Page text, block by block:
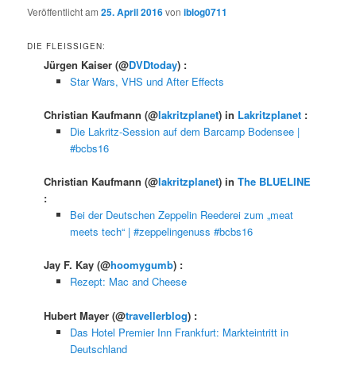
Veröffentlicht am25. April 2016voniblog0711
DIE FLEISSIGEN:
Jürgen Kaiser(@DVDtoday) :
Star Wars, VHS und After Effects
Christian Kaufmann(@lakritzplanet) in Lakritzplanet :
Die Lakritz-Session auf dem Barcamp Bodensee |
#bcbs16
Christian Kaufmann(@lakritzplanet) inThe BLUELINE
:
Bei der Deutschen Zeppelin Reederei zum „meat
meets tech“ | #zeppelingenuss #bcbs16
Jay F. Kay(@hoomygumb) :
Rezept: Mac and Cheese
Hubert Mayer(@travellerblog) :
Das Hotel Premier Inn Frankfurt: Markteintritt in
Deutschland